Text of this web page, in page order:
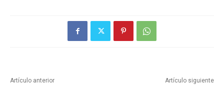
Artículo anterior Artículo siguiente